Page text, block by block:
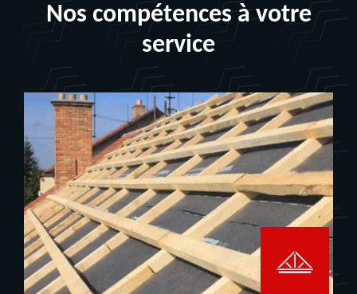
Nos compétences à votre
service